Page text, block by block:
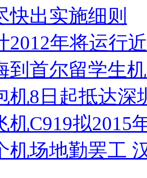
快出实施细则
2012年将运行
到首尔留学生
机8日起抵达
机C919拟2015
机场地勤罢工